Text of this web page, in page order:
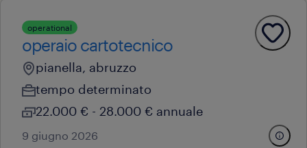
operational
operaio cartotecnico
pianella, abruzzo
tempo determinato
22.000 € - 28.000 € annuale
9 giugno 2026